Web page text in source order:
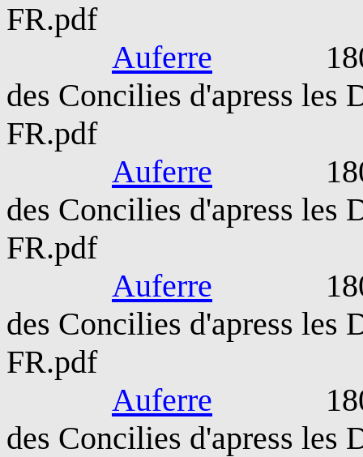
FR.pdf
Auferre 1809-
des Concilies d'apress les
FR.pdf
Auferre 1809-
des Concilies d'apress les
FR.pdf
Auferre 1809-
des Concilies d'apress les
FR.pdf
Auferre 1809-
des Concilies d'apress les